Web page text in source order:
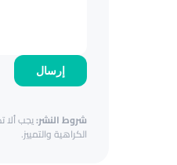
إرسال
شروط النشر:يجب ألا
الكراهية والتمييز.